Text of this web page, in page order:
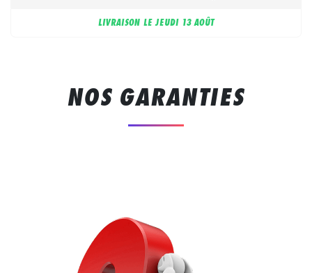
LIVRAISON LE JEUDI 13 AOÛT
NOS GARANTIES